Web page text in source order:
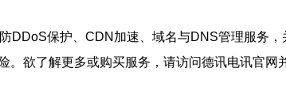
保护、CDN加速、域名与DNS管理服务
。欲了解更多或购买服务，请访问德讯电讯官